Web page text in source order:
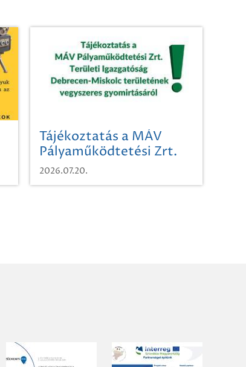
Tájékoztatás a MÁV
Pályaműködtetési Zrt.
Területi Igazgatóság
Debrecen-Miskolc
2026.07.20.